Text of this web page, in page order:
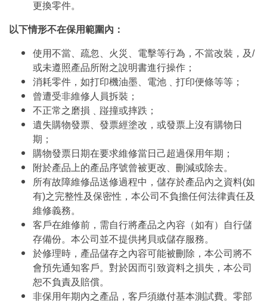
更換零件。
以下情形不在保用範圍內：
使用不當、疏忽、火災、電擊等行為，不當改裝，及/
或未遵照產品所附之說明書進行操作；
消耗零件，如打印機油墨、電池﹑打印便條等等；
曾遭受非維修人員拆裝；
不正常之磨損﹑踫撞或摔跌；
遺失購物發票、發票經塗改，或發票上沒有購物日
期；
購物發票日期在要求維修當日己超過保用年期；
附於產品上的產品序號曾被更改、刪減或除去。
所有故障維修品送修過程中，儲存於產品內之資料(如
有)之完整性及保密性，本公司不負擔任何法律責任及
維修義務。
客戶在維修前，需自行將產品之內容（如有）自行儲
存備份。本公司並不提供拷貝或儲存服務。
於修理時，產品儲存之內容可能被刪除，本公司將不
會預先通知客戶。對於因而引致資料之損失，本公司
恕不負責及賠償。
非保用年期內之產品，客戶須繳付基本測試費。零部